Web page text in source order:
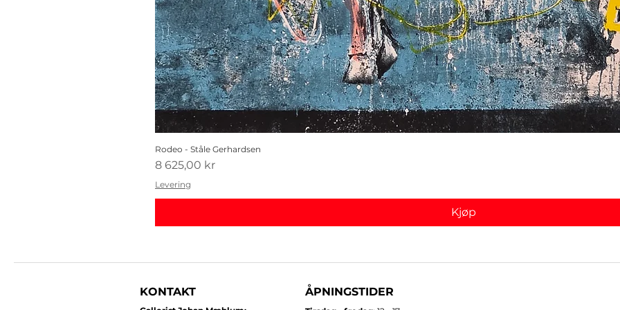
Rodeo - Ståle Gerhardsen
Pris
8 625,00 kr
Levering
Kjøp
KONTAKT ÅPNINGSTIDER